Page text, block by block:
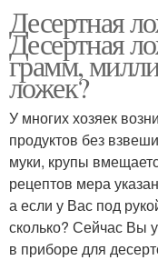
Десертная
Десертная
грамм,
ложек?
У многих хозяек
продуктов без
муки, крупы
рецептов мера
а если у Вас под
сколько? Сейчас Вы
в приборе для